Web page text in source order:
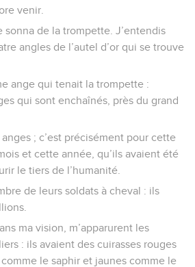
venir.
sonna de la trompette. J’entendis
angles de l’autel d’or qui se trouve
ange qui tenait la trompette :
qui sont enchaînés, près du grand
; c’est précisément pour cette
et cette année, qu’ils avaient été
le tiers de l’humanité.
de leurs soldats à cheval : ils
ma vision, m’apparurent les
: ils avaient des cuirasses rouges
le saphir et jaunes comme le